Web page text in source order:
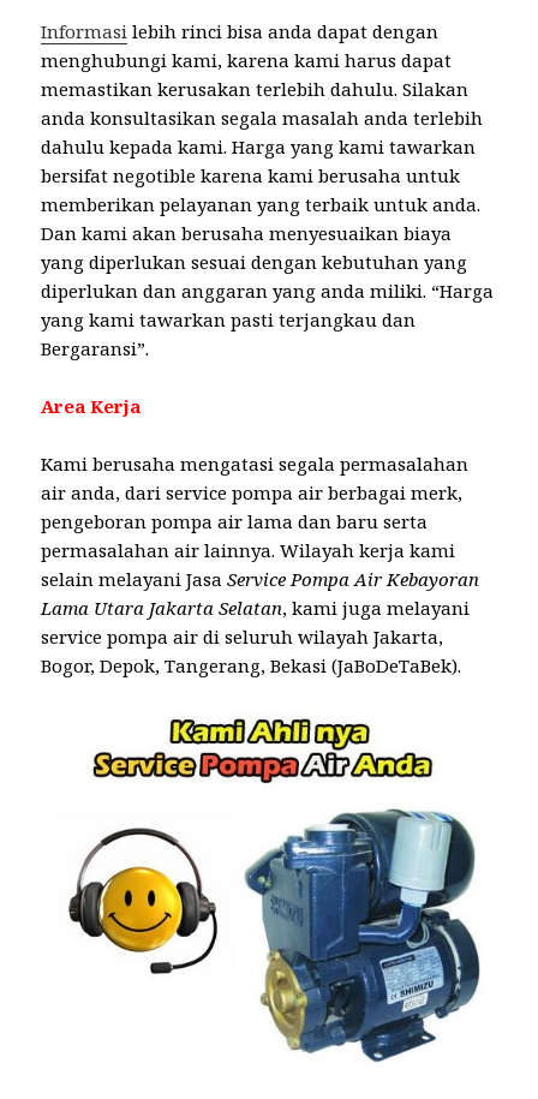
Informasi lebih rinci bisa anda dapat dengan
menghubungi kami, karena kami harus dapat
memastikan kerusakan terlebih dahulu. Silakan
anda konsultasikan segala masalah anda terlebih
dahulu kepada kami. Harga yang kami tawarkan
bersifat negotible karena kami berusaha untuk
memberikan pelayanan yang terbaik untuk anda.
Dan kami akan berusaha menyesuaikan biaya
yang diperlukan sesuai dengan kebutuhan yang
diperlukan dan anggaran yang anda miliki. “Harga
yang kami tawarkan pasti terjangkau dan
Bergaransi”.
Area Kerja
Kami berusaha mengatasi segala permasalahan
air anda, dari service pompa air berbagai merk,
pengeboran pompa air lama dan baru serta
permasalahan air lainnya. Wilayah kerja kami
selain melayani JasaService Pompa Air Kebayoran
Lama Utara Jakarta Selatan, kami juga melayani
service pompa air di seluruh wilayah Jakarta,
Bogor, Depok, Tangerang, Bekasi (JaBoDeTaBek).